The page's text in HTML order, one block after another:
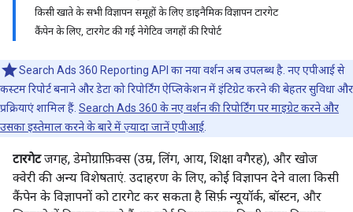
किसी खाते के सभी विज्ञापन समूहों के लिए डाइनैमिक विज्ञापन टारगेट
कैंपेन के लिए, टारगेट की गई नेगेटिव जगहों की रिपोर्ट
Search Ads 360 Reporting API का नया वर्शन अब उपलब्ध है. नए एपीआई से
कस्टम रिपोर्ट बनाने और डेटा को रिपोर्टिंग ऐप्लिकेशन में इंटिग्रेट करने की बेहतर सुविधा और
प्रक्रियाएं शामिल हैं. Search Ads 360 के नए वर्शन की रिपोर्टिंग पर माइग्रेट करने और
उसका इस्तेमाल करने के बारे में ज़्यादा जानें एपीआई
टारगेटजगह, डेमोग्राफ़िक्स (उम्र, लिंग, आय, शिक्षा वगैरह), और खोज
क्वेरी की अन्य विशेषताएं. उदाहरण के लिए, कोई विज्ञापन देने वाला किसी
कैंपेन के विज्ञापनों को टारगेट कर सकता है सिर्फ़ न्यूयॉर्क, बॉस्टन, और